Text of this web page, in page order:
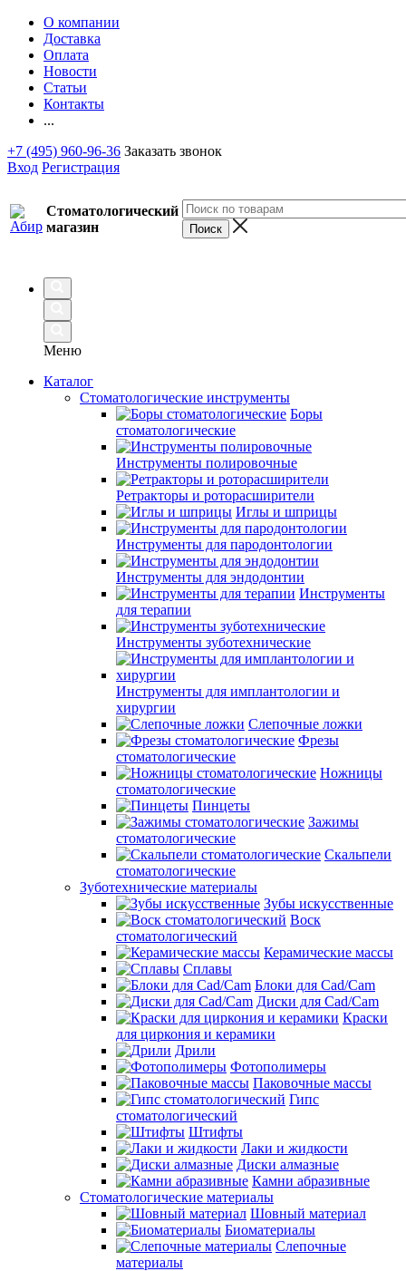
О компании
Доставка
Оплата
Новости
Статьи
Контакты
...
+7 (495) 960-96-36 Заказать звонок
Вход Регистрация
Стоматологический
магазин
Меню
Каталог
Стоматологические инструменты
Боры
стоматологические
Инструменты полировочные
Ретракторы и роторасширители
Иглы и шприцы
Инструменты для пародонтологии
Инструменты для эндодонтии
Инструменты
для терапии
Инструменты зуботехнические
Инструменты для имплантологии и
хирургии
Слепочные ложки
Фрезы
стоматологические
Ножницы
стоматологические
Пинцеты
Зажимы
стоматологические
Скальпели
стоматологические
Зуботехнические материалы
Зубы искусственные
Воск
стоматологический
Керамические массы
Сплавы
Блоки для Cad/Cam
Диски для Cad/Cam
Краски
для циркония и керамики
Дрили
Фотополимеры
Паковочные массы
Гипс
стоматологический
Штифты
Лаки и жидкости
Диски алмазные
Камни абразивные
Стоматологические материалы
Шовный материал
Биоматериалы
Слепочные
материалы